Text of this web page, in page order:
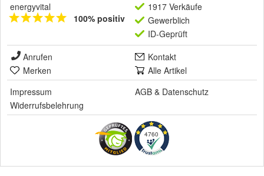
energyvital
100% positiv
1917 Verkäufe
Gewerblich
ID-Geprüft
Anrufen
Kontakt
Merken
Alle Artikel
Impressum
AGB & Datenschutz
Widerrufsbelehrung
4760